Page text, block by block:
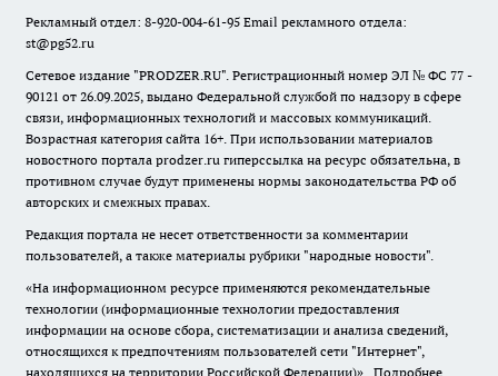
Рекламный отдел: 8-920-004-61-95 Email рекламного отдела:
st@pg52.ru
Сетевое издание "PRODZER.RU". Регистрационный номер ЭЛ № ФС 77 -
90121 от 26.09.2025, выдано Федеральной службой по надзору в сфере
связи, информационных технологий и массовых коммуникаций.
Возрастная категория сайта 16+. При использовании материалов
новостного портала prodzer.ru гиперссылка на ресурс обязательна, в
противном случае будут применены нормы законодательства РФ об
авторских и смежных правах.
Редакция портала не несет ответственности за комментарии
пользователей, а также материалы рубрики "народные новости".
«На информационном ресурсе применяются рекомендательные
технологии (информационные технологии предоставления
информации на основе сбора, систематизации и анализа сведений,
относящихся к предпочтениям пользователей сети "Интернет",
находящихся на территории Российской Федерации)». Подробнее